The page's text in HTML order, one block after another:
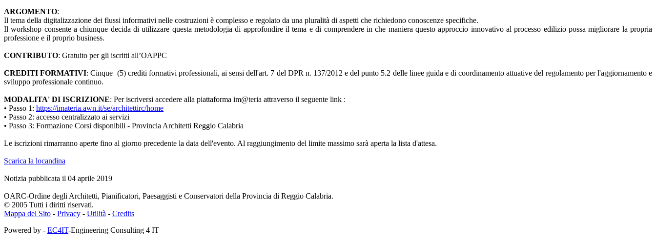
ARGOMENTO:
Il tema della digitalizzazione dei flussi informativi nelle costruzioni è complesso e regolato da una pluralità di aspetti che richiedono conoscenze specifiche.
Il workshop consente a chiunque decida di utilizzare questa metodologia di approfondire il tema e di comprendere in che maniera questo approccio innovativo al processo edilizio possa migliorare la propria
professione e il proprio business.
CONTRIBUTO: Gratuito per gli iscritti all’OAPPC
CREDITI FORMATIVI: Cinque (5) crediti formativi professionali, ai sensi dell'art. 7 del DPR n. 137/2012 e del punto 5.2 delle linee guida e di coordinamento attuative del regolamento per l'aggiornamento e
sviluppo professionale continuo.
MODALITA' DI ISCRIZIONE: Per iscriversi accedere alla piattaforma im@teria attraverso il seguente link :
• Passo 1: https://imateria.awn.it/se/architettirc/home
• Passo 2: accesso centralizzato ai servizi
• Passo 3: Formazione Corsi disponibili - Provincia Architetti Reggio Calabria
Le iscrizioni rimarranno aperte fino al giorno precedente la data dell'evento. Al raggiungimento del limite massimo sarà aperta la lista d'attesa.
Scarica la locandina
Notizia pubblicata il 04 aprile 2019
OARC-Ordine degli Architetti, Pianificatori, Paesaggisti e Conservatori della Provincia di Reggio Calabria.
© 2005 Tutti i diritti riservati.
Mappa del Sito - Privacy - Utilità - Credits
Powered by - EC4IT-Engineering Consulting 4 IT